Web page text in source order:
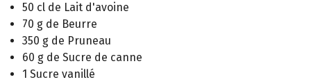
50 cl de Lait d'avoine
70 g de Beurre
350 g de Pruneau
60 g de Sucre de canne
1 Sucre vanillé